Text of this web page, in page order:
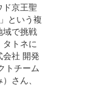
ド京王聖
という複
域で挑戦
タトネに
社 開発
トチーム
さん、